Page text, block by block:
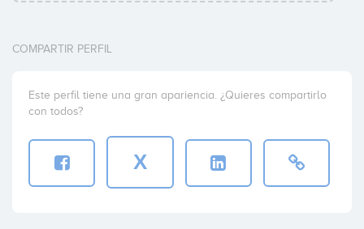
COMPARTIR PERFIL
Este perfil tiene una gran apariencia. ¿Quieres compartirlo
con todos?
X